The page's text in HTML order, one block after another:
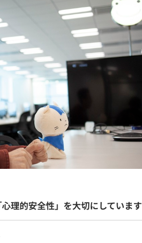
理的安全性」を大切にしています